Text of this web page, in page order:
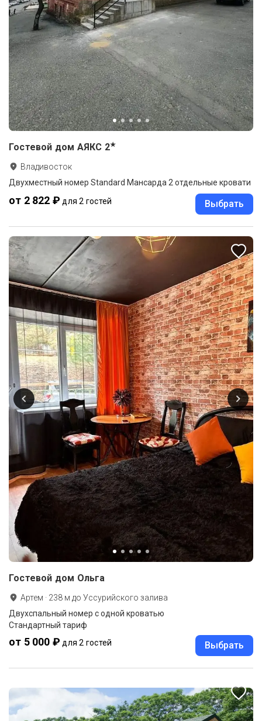
Гостевой дом АЯКС 2★
Владивосток
Двухместный номер Standard Мансарда 2 отдельные кровати
от 2 822 ₽ для 2 гостей Выбрать
Гостевой дом Ольга
Артем · 238 м до Уссурийского залива
Двухспальный номер с одной кроватью
Стандартный тариф
от 5 000 ₽ для 2 гостей Выбрать